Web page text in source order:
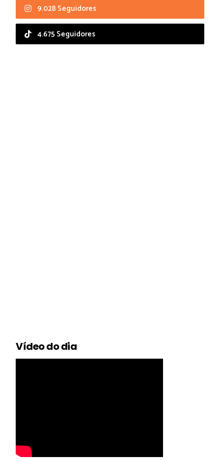
9.028 Seguidores
4.675 Seguidores
Vídeo do dia